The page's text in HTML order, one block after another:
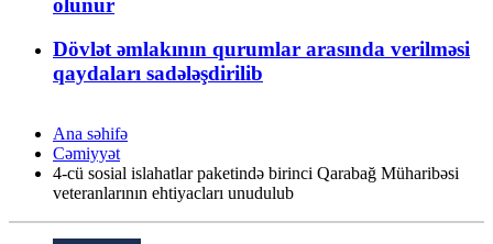
Dövlət əmlakının qurumlar arasında verilməsi
qaydaları sadələşdirilib
Ana səhifə
Cəmiyyət
4-cü sosial islahatlar paketində birinci Qarabağ Müharibəsi
veteranlarının ehtiyacları unudulub